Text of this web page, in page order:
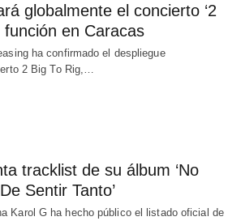
globalmente el concierto ‘2
función en Caracas
ha confirmado el despliegue
2 Big To Rig,…
tracklist de su álbum ‘No
Sentir Tanto’
Karol G ha hecho público el listado oficial de